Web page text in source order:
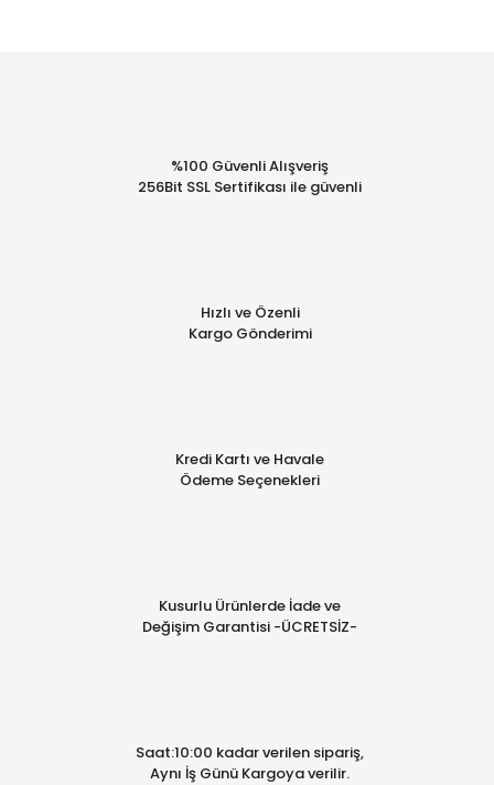
%100 Güvenli Alışveriş
256Bit SSL Sertifikası ile güvenli
Hızlı ve Özenli
Kargo Gönderimi
Kredi Kartı ve Havale
Ödeme Seçenekleri
Kusurlu Ürünlerde İade ve
Değişim Garantisi -ÜCRETSİZ-
Saat:10:00 kadar verilen sipariş,
Aynı İş Günü Kargoya verilir.